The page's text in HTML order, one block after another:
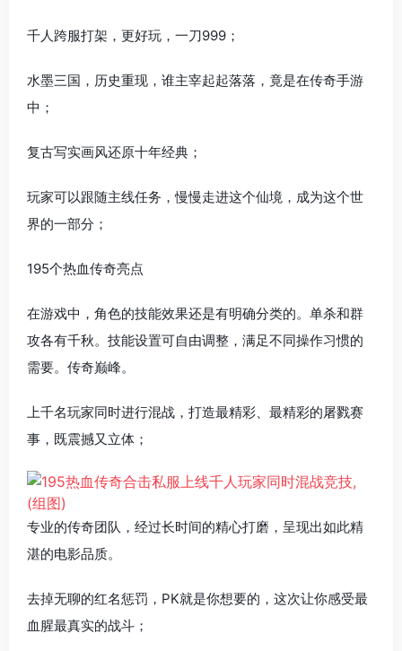
千人跨服打架，更好玩，一刀999；
水墨三国，历史重现，谁主宰起起落落，竟是在传奇手游
中；
复古写实画风还原十年经典；
玩家可以跟随主线任务，慢慢走进这个仙境，成为这个世
界的一部分；
195个热血传奇亮点
在游戏中，角色的技能效果还是有明确分类的。单杀和群
攻各有千秋。技能设置可自由调整，满足不同操作习惯的
需要。传奇巅峰。
上千名玩家同时进行混战，打造最精彩、最精彩的屠戮赛
事，既震撼又立体；
专业的传奇团队，经过长时间的精心打磨，呈现出如此精
湛的电影品质。
去掉无聊的红名惩罚，PK就是你想要的，这次让你感受最
血腥最真实的战斗；